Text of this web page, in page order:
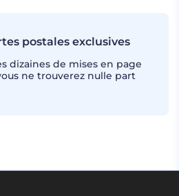
postales exclusives
dizaines de mises en page
ne trouverez nulle part